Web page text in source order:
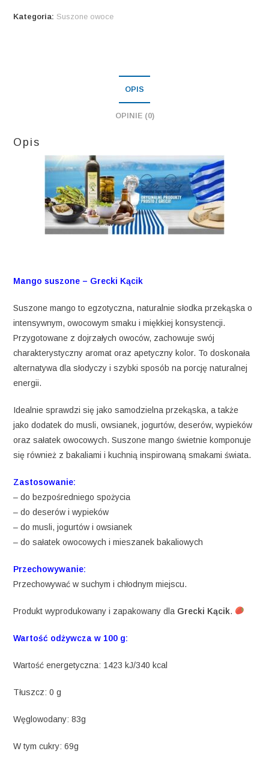
250
Kategoria:Suszone owoce
OPIS
OPINIE (0)
Opis
Mango suszone – Grecki Kącik
Suszone mango to egzotyczna, naturalnie słodka przekąska o
intensywnym, owocowym smaku i miękkiej konsystencji.
Przygotowane z dojrzałych owoców, zachowuje swój
charakterystyczny aromat oraz apetyczny kolor. To doskonała
alternatywa dla słodyczy i szybki sposób na porcję naturalnej
energii.
Idealnie sprawdzi się jako samodzielna przekąska, a także
jako dodatek do musli, owsianek, jogurtów, deserów, wypieków
oraz sałatek owocowych. Suszone mango świetnie komponuje
się również z bakaliami i kuchnią inspirowaną smakami świata.
Zastosowanie:
– do bezpośredniego spożycia
– do deserów i wypieków
– do musli, jogurtów i owsianek
– do sałatek owocowych i mieszanek bakaliowych
Przechowywanie:
Przechowywać w suchym i chłodnym miejscu.
Produkt wyprodukowany i zapakowany dla Grecki Kącik.
Wartość odżywcza w 100 g:
Wartość energetyczna: 1423 kJ/340 kcal
Tłuszcz: 0 g
Węglowodany: 83g
W tym cukry: 69g